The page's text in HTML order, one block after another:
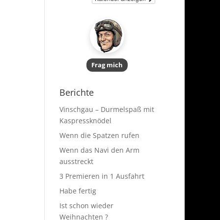
Frag mich
Berichte
Vinschgau – Durmelspaß mit
Kaspressknödel
Wenn die Spatzen rufen
Wenn das Navi den Arm
ausstreckt
3 Premieren in 1 Ausfahrt
Habe fertig
Ist schon wieder
Weihnachten ?